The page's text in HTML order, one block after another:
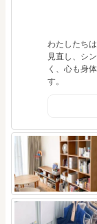
わたしたち
見直し、シ
く、心も身
す。